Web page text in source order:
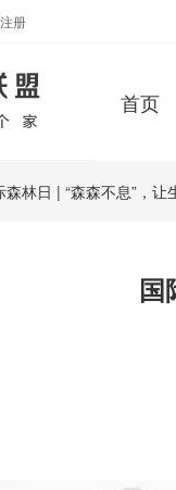
册
首页
林日 | “森森不息”，让
国